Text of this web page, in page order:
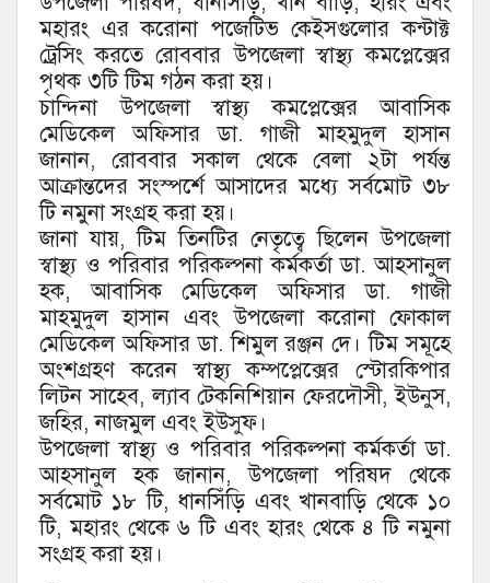
মহারং এর করোনা পজেটিভ কেইসগুলোর কন্টাক্ট
ট্রেসিং করতে রোববার উপজেলা স্বাস্থ্য কমপ্লেক্সের
পৃথক ৩টি টিম গঠন করা হয়।
চান্দিনা উপজেলা স্বাস্থ্য কমপ্লেক্সের আবাসিক
মেডিকেল অফিসার ডা. গাজী মাহমুদুল হাসান
জানান, রোববার সকাল থেকে বেলা ২টা পর্যন্ত
আক্রান্তদের সংস্পর্শে আসাদের মধ্যে সর্বমোট ৩৮
টি নমুনা সংগ্রহ করা হয়।
জানা যায়, টিম তিনটির নেতৃত্বে ছিলেন উপজেলা
স্বাস্থ্য ও পরিবার পরিকল্পনা কর্মকর্তা ডা. আহসানুল
হক, আবাসিক মেডিকেল অফিসার ডা. গাজী
মাহমুদুল হাসান এবং উপজেলা করোনা ফোকাল
মেডিকেল অফিসার ডা. শিমুল রঞ্জন দে। টিম সমূহে
অংশগ্রহণ করেন স্বাস্থ্য কম্পপ্লেক্সের স্টোরকিপার
লিটন সাহেব, ল্যাব টেকনিশিয়ান ফেরদৌসী, ইউনুস,
জহির, নাজমুল এবং ইউসুফ।
উপজেলা স্বাস্থ্য ও পরিবার পরিকল্পনা কর্মকর্তা ডা.
আহসানুল হক জানান, উপজেলা পরিষদ থেকে
সর্বমোট ১৮ টি, ধানসিঁড়ি এবং খানবাড়ি থেকে ১০
টি, মহারং থেকে ৬ টি এবং হারং থেকে ৪ টি নমুনা
সংগ্রহ করা হয়।